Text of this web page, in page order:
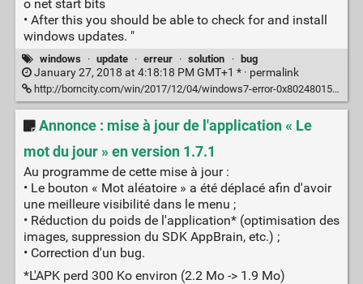
o net start bits
• After this you should be able to check for and install
windows updates. "
windows · update · erreur · solution · bug
January 27, 2018 at 4:18:18 PM GMT+1 * · permalink
http://borncity.com/win/2017/12/04/windows7-error-0x80248015-in-update-search-dec-4-2017/
Annonce : mise à jour de l'application « Le
mot du jour » en version 1.7.1
Au programme de cette mise à jour :
• Le bouton « Mot aléatoire » a été déplacé afin d'avoir
une meilleure visibilité dans le menu ;
• Réduction du poids de l'application* (optimisation des
images, suppression du SDK AppBrain, etc.) ;
• Correction d'un bug.
*L'APK perd 300 Ko environ (2.2 Mo -> 1.9 Mo)